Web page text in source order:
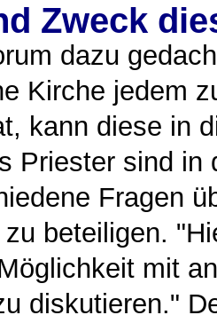
Zweck
dazu
Kirche jedem
kann diese in
Priester sind in
Fragen
beteiligen.
mit
diskutieren."